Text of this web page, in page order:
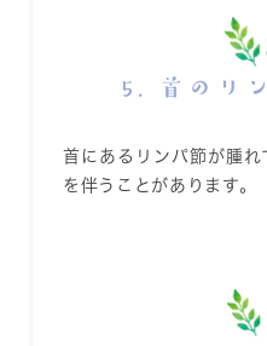
5. 首のリ
首にあるリンパ節が腫
を伴うことがあります。